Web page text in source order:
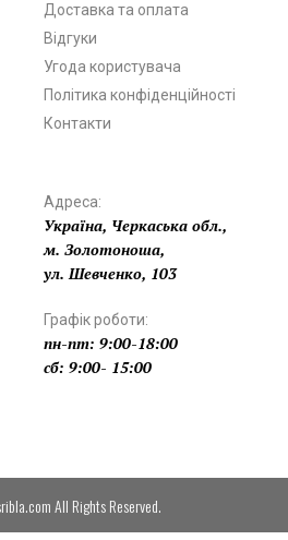
Доставка та оплата
Відгуки
Угода користувача
Політика конфіденційності
Контакти
Адреса:
Україна, Черкаська обл.,
м. Золотоноша,
ул. Шевченко, 103
Графік роботи:
пн-пт: 9:00-18:00
сб: 9:00- 15:00
All Rights Reserved.